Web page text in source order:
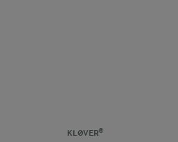
KLØVER®